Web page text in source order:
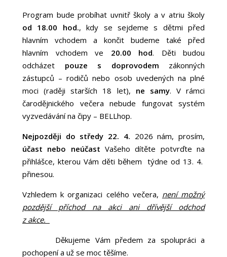
Program bude probíhat uvnitř školy a v atriu školy
od 18.00 hod., kdy se sejdeme s dětmi před
hlavním vchodem a končit budeme také před
hlavním vchodem ve 20.00 hod. Děti budou
odcházet pouze s doprovodem zákonných
zástupců – rodičů nebo osob uvedených na plné
moci (raději starších 18 let), ne samy. V rámci
čarodějnického večera nebude fungovat systém
vyzvedávání na čipy – BELLhop.
Nejpozději do středy 22. 4. 2026 nám, prosím,
účast nebo neúčast Vašeho dítěte potvrďte na
přihlášce, kterou Vám děti během týdne od 13. 4.
přinesou.
Vzhledem k organizaci celého večera, není možný
pozdější příchod na akci ani dřívější odchod
z akce.
Děkujeme Vám předem za spolupráci a
pochopení a už se moc těšíme.